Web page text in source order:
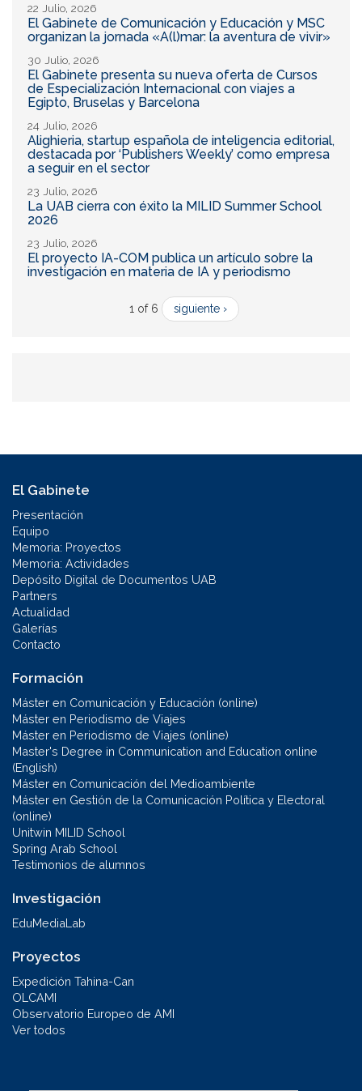
22 Julio, 2026
El Gabinete de Comunicación y Educación y MSC
organizan la jornada «A(l)mar: la aventura de vivir»
30 Julio, 2026
El Gabinete presenta su nueva oferta de Cursos
de Especialización Internacional con viajes a
Egipto, Bruselas y Barcelona
24 Julio, 2026
Alighieria, startup española de inteligencia editorial,
destacada por ‘Publishers Weekly’ como empresa
a seguir en el sector
23 Julio, 2026
La UAB cierra con éxito la MILID Summer School
2026
23 Julio, 2026
El proyecto IA-COM publica un artículo sobre la
investigación en materia de IA y periodismo
1 of 6 siguiente ›
El Gabinete
Presentación
Equipo
Memoria: Proyectos
Memoria: Actividades
Depósito Digital de Documentos UAB
Partners
Actualidad
Galerías
Contacto
Formación
Máster en Comunicación y Educación (online)
Máster en Periodismo de Viajes
Máster en Periodismo de Viajes (online)
Master's Degree in Communication and Education online
(English)
Máster en Comunicación del Medioambiente
Máster en Gestión de la Comunicación Política y Electoral
(online)
Unitwin MILID School
Spring Arab School
Testimonios de alumnos
Investigación
EduMediaLab
Proyectos
Expedición Tahina-Can
OLCAMI
Observatorio Europeo de AMI
Ver todos